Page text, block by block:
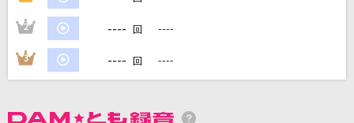
[生音]ツキミソウ
[生音]RAIN
2 ---- 回 ----
3 ---- 回 ----